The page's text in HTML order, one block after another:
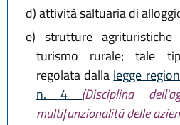
d)attività saltuaria di
e) strutture
turismo rurale; tale
regolata dalla legge
n. 4 (Disciplina
multifunzionalità delle